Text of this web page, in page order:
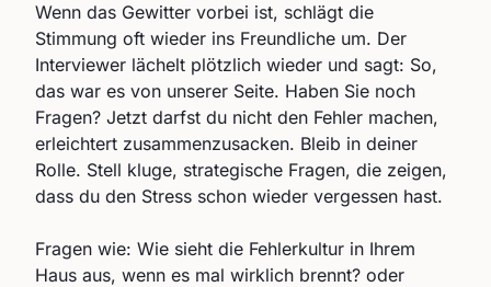
Wenn das Gewitter vorbei ist, schlägt die
Stimmung oft wieder ins Freundliche um. Der
Interviewer lächelt plötzlich wieder und sagt: So,
das war es von unserer Seite. Haben Sie noch
Fragen? Jetzt darfst du nicht den Fehler machen,
erleichtert zusammenzusacken. Bleib in deiner
Rolle. Stell kluge, strategische Fragen, die zeigen,
dass du den Stress schon wieder vergessen hast.
Fragen wie: Wie sieht die Fehlerkultur in Ihrem
Haus aus, wenn es mal wirklich brennt? oder